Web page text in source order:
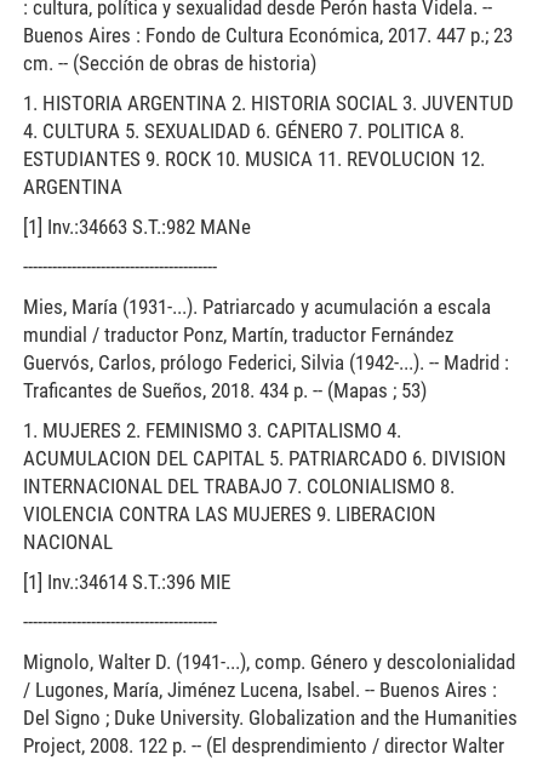
: cultura, política y sexualidad desde Perón hasta Videla. --
Buenos Aires : Fondo de Cultura Económica, 2017. 447 p.; 23
cm. -- (Sección de obras de historia)
1. HISTORIA ARGENTINA 2. HISTORIA SOCIAL 3. JUVENTUD
4. CULTURA 5. SEXUALIDAD 6. GÉNERO 7. POLITICA 8.
ESTUDIANTES 9. ROCK 10. MUSICA 11. REVOLUCION 12.
ARGENTINA
[1] Inv.:34663 S.T.:982 MANe
----------------------------------------
Mies, María (1931-...). Patriarcado y acumulación a escala
mundial / traductor Ponz, Martín, traductor Fernández
Guervós, Carlos, prólogo Federici, Silvia (1942-...). -- Madrid :
Traficantes de Sueños, 2018. 434 p. -- (Mapas ; 53)
1. MUJERES 2. FEMINISMO 3. CAPITALISMO 4.
ACUMULACION DEL CAPITAL 5. PATRIARCADO 6. DIVISION
INTERNACIONAL DEL TRABAJO 7. COLONIALISMO 8.
VIOLENCIA CONTRA LAS MUJERES 9. LIBERACION
NACIONAL
[1] Inv.:34614 S.T.:396 MIE
----------------------------------------
Mignolo, Walter D. (1941-...), comp. Género y descolonialidad
/ Lugones, María, Jiménez Lucena, Isabel. -- Buenos Aires :
Del Signo ; Duke University. Globalization and the Humanities
Project, 2008. 122 p. -- (El desprendimiento / director Walter